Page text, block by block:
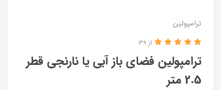
ترامپولین
ترامپولین فضای باز آبی یا نارنجی قطر
2.5 متر
از 39